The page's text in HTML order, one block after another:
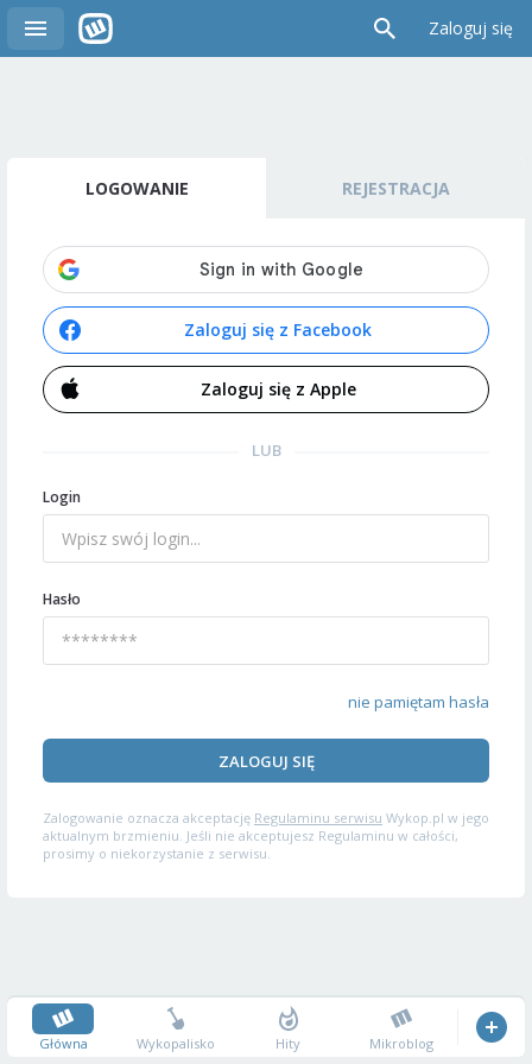
Zaloguj się
LOGOWANIE REJESTRACJA
Zaloguj się z Facebook
Zaloguj się z Apple
LUB
Login
Hasło
nie pamiętam hasła
ZALOGUJ SIĘ
Zalogowanie oznacza akceptację Regulaminu serwisu Wykop.pl w jego
aktualnym brzmieniu. Jeśli nie akceptujesz Regulaminu w całości,
prosimy o niekorzystanie z serwisu.
Główna Wykopalisko Hity Mikroblog